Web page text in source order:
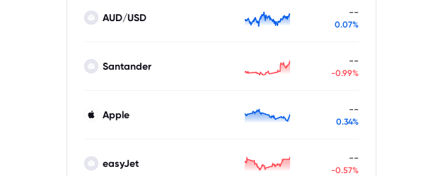
AUD/USD --
0.07%
Santander --
-0.99%
Apple --
0.34%
easyJet --
-0.57%